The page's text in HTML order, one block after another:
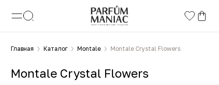
Главная Каталог Montale Montale Crystal Flowers
Montale Crystal Flowers